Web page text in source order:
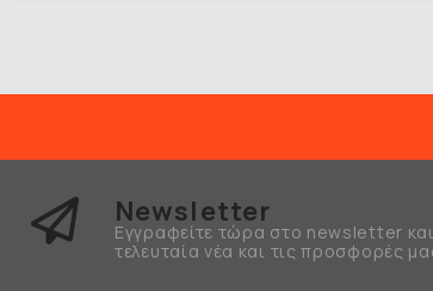
Newsletter
Εγγραφείτε τώρα στο newsletter
τελευταία νέα και τις προσφορές